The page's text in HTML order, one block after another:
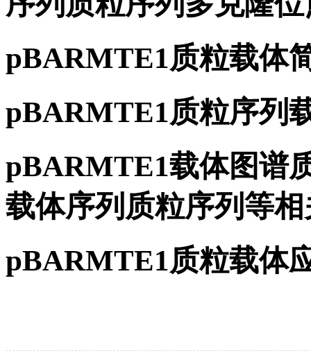
pBARMTE1质粒载体
pBARMTE1质粒序列
pBARMTE1载体图谱
载体序列质粒序列等
pBARMTE1质粒载体